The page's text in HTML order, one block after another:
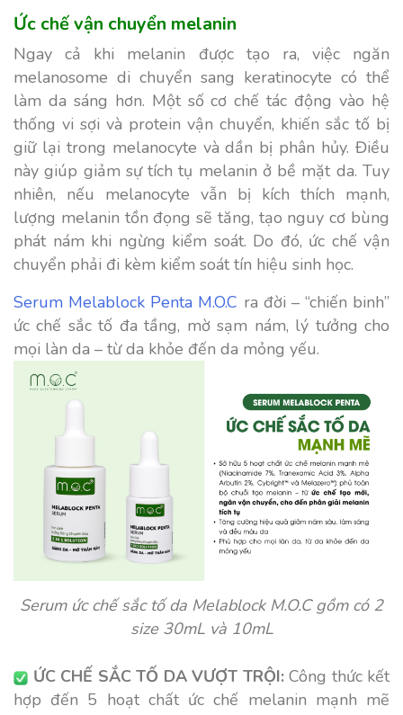
Ức chế vận chuyển melanin
Ngay cả khi melanin được tạo ra, việc ngăn
melanosome di chuyển sang keratinocyte có thể
làm da sáng hơn. Một số cơ chế tác động vào hệ
thống vi sợi và protein vận chuyển, khiến sắc tố bị
giữ lại trong melanocyte và dần bị phân hủy. Điều
này giúp giảm sự tích tụ melanin ở bề mặt da. Tuy
nhiên, nếu melanocyte vẫn bị kích thích mạnh,
lượng melanin tồn đọng sẽ tăng, tạo nguy cơ bùng
phát nám khi ngừng kiểm soát. Do đó, ức chế vận
chuyển phải đi kèm kiểm soát tín hiệu sinh học.
Serum Melablock Penta M.O.C ra đời – “chiến binh”
ức chế sắc tố đa tầng, mờ sạm nám, lý tưởng cho
mọi làn da – từ da khỏe đến da mỏng yếu.
Serum ức chế sắc tố da Melablock M.O.C gồm có 2
size 30mL và 10mL
ỨC CHẾ SẮC TỐ DA VƯỢT TRỘI:Công thức kết
hợp đến 5 hoạt chất ức chế melanin mạnh mẽ